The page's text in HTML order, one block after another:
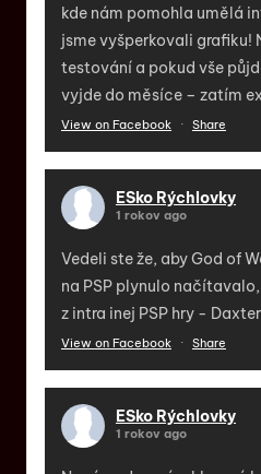
kde nám pomohla umělá
jsme vyšperkovali grafiku!
testování a pokud vše
vyjde do měsíce – zatím
View on Facebook · Share
ESko Rýchlovky
1 rokov ago
Vedeli ste že, aby God of
na PSP plynulo
z intra inej PSP hry -
View on Facebook · Share
ESko Rýchlovky
1 rokov ago